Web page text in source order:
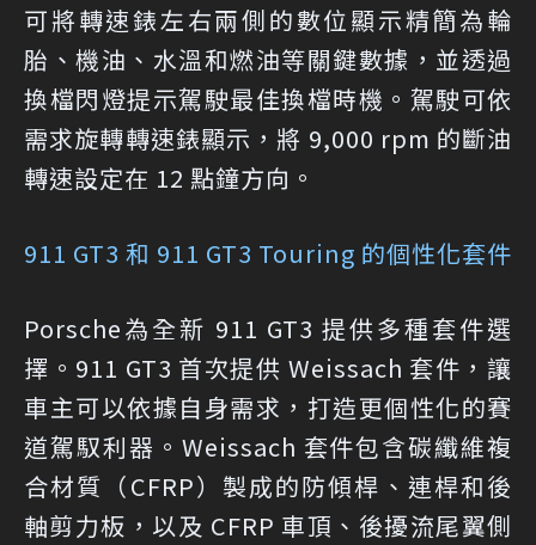
可將轉速錶左右兩側的數位顯示精簡為輪
胎、機油、水溫和燃油等關鍵數據，並透過
換檔閃燈提示駕駛最佳換檔時機。駕駛可依
需求旋轉轉速錶顯示，將 9,000 rpm 的斷油
轉速設定在 12 點鐘方向。
911 GT3 和 911 GT3 Touring 的個性化套件
Porsche為全新 911 GT3 提供多種套件選
擇。911 GT3 首次提供 Weissach 套件，讓
車主可以依據自身需求，打造更個性化的賽
道駕馭利器。Weissach 套件包含碳纖維複
合材質（CFRP）製成的防傾桿、連桿和後
軸剪力板，以及 CFRP 車頂、後擾流尾翼側